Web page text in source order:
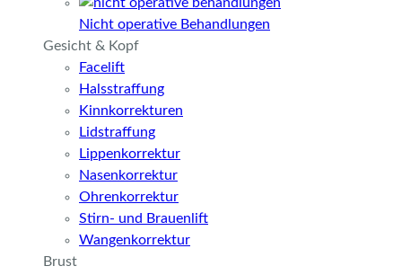
Nicht operative Behandlungen
Gesicht & Kopf
Facelift
Halsstraffung
Kinnkorrekturen
Lidstraffung
Lippenkorrektur
Nasenkorrektur
Ohrenkorrektur
Stirn- und Brauenlift
Wangenkorrektur
Brust